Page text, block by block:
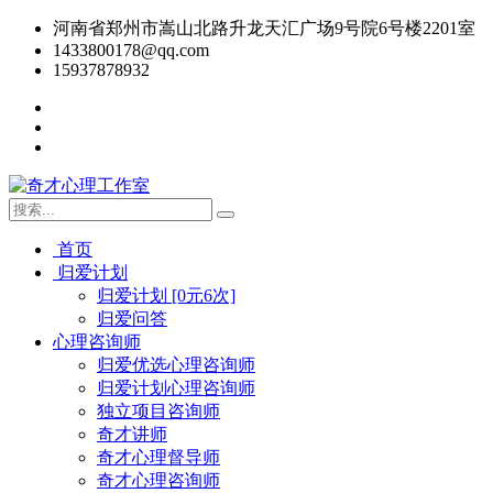
河南省郑州市嵩山北路升龙天汇广场9号院6号楼2201室
1433800178@qq.com
15937878932
首页
归爱计划
归爱计划 [0元6次]
归爱问答
心理咨询师
归爱优选心理咨询师
归爱计划心理咨询师
独立项目咨询师
奇才讲师
奇才心理督导师
奇才心理咨询师